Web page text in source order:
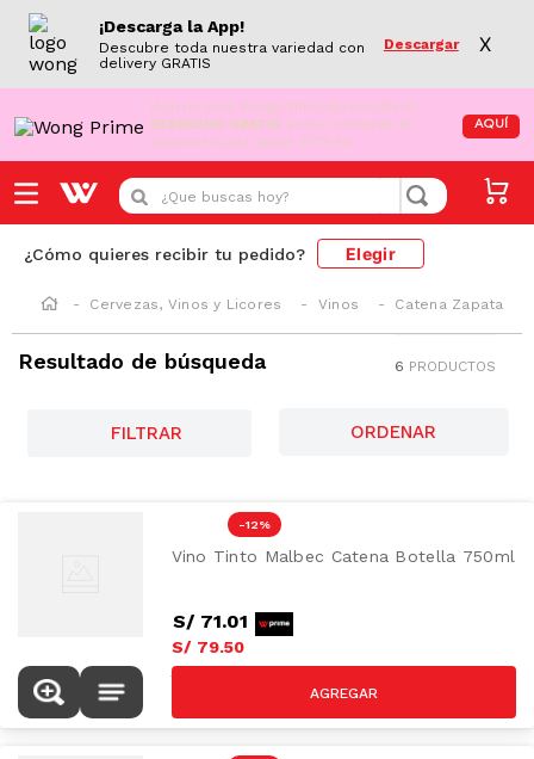
¡Descarga la App!
Descubre toda nuestra variedad con
delivery GRATIS
Descargar X
¡Aún no eres Wong Prime! Aprovecha el
DESPACHO GRATIS en tus compras de
supermercado desde S/79.90
AQUÍ
¿Que buscas hoy?
¿Cómo quieres recibir tu pedido? Elegir
Cervezas, Vinos y Licores Vinos Catena Zapata
Resultado de búsqueda 6 PRODUCTOS
FILTRAR
-12 %
Vino Tinto Malbec Catena Botella 750ml
S/ 71.01
S/ 79.50
S/